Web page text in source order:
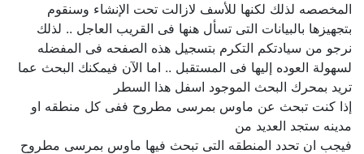
المخصصه لذلك لكنها للأسف لازالت تحت الإنشاء وسنقوم
بتجهيزها بالبيانات التى تسأل هنها فى القريب العاجل .. لذلك
نرجو من سيادتكم التكرم بتسجيل هذه الصفحه فى المفضله
لسهولة العوده إليها فى المستقبل .. اما الآن فيمكنك البحث عما
تريد بمحرك البحث الموجود اسفل هذا السطر
إذا كنت تبحث عن ماوس بمرسى مطروح ففى كل منطقه او
مدينه ستجد العديد من
فيجب ان تحدد المنطقه التى تبحث فيها ماوس بمرسى مطروح